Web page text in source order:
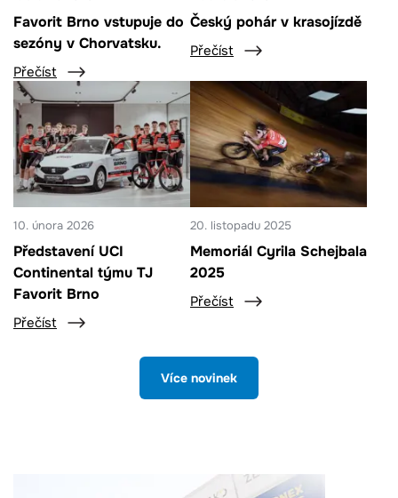
Favorit Brno vstupuje do
sezóny v Chorvatsku.
Přečíst
Český pohár v krasojízdě
Přečíst
10. února 2026
Představení UCI
Continental týmu TJ
Favorit Brno
Přečíst
20. listopadu 2025
Memoriál Cyrila Schejbala
2025
Přečíst
Více novinek